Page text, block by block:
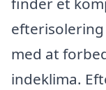
med at
indeklima.